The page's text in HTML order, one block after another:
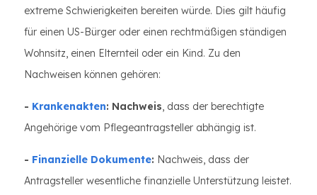
extreme Schwierigkeiten bereiten würde. Dies gilt häufig
für einen US-Bürger oder einen rechtmäßigen ständigen
Wohnsitz, einen Elternteil oder ein Kind. Zu den
Nachweisen können gehören:
- Krankenakten: Nachweis, dass der berechtigte
Angehörige vom Pflegeantragsteller abhängig ist.
- Finanzielle Dokumente: Nachweis, dass der
Antragsteller wesentliche finanzielle Unterstützung leistet.